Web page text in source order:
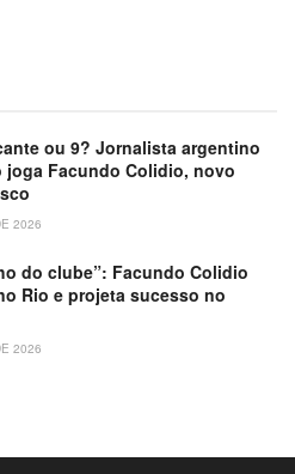
ou 9? Jornalista argentino
joga Facundo Colidio, novo
2026
do clube”: Facundo Colidio
Rio e projeta sucesso no
2026